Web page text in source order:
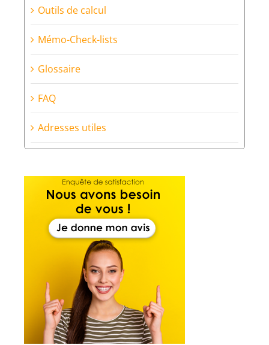
Outils de calcul
Mémo-Check-lists
Glossaire
FAQ
Adresses utiles